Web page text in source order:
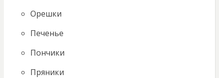
Орешки
Печенье
Пончики
Пряники